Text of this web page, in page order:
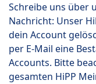
Schreibe uns über
Nachricht: Unser
dein Account
per E-Mail eine
Accounts. Bitte
gesamten HiPP